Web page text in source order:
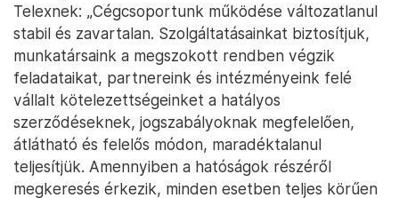
Telexnek: „Cégcsoportunk működése változatlanul
stabil és zavartalan. Szolgáltatásainkat biztosítjuk,
munkatársaink a megszokott rendben végzik
feladataikat, partnereink és intézményeink felé
vállalt kötelezettségeinket a hatályos
szerződéseknek, jogszabályoknak megfelelően,
átlátható és felelős módon, maradéktalanul
teljesítjük. Amennyiben a hatóságok részéről
megkeresés érkezik, minden esetben teljes körűen